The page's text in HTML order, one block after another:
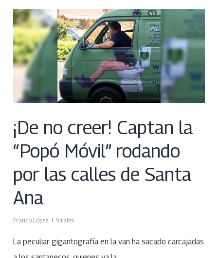
¡De no creer! Captan la
“Popó Móvil” rodando
por las calles de Santa
Ana
Franco López Virales
La peculiar gigantografía en la van ha sacado carcajadas